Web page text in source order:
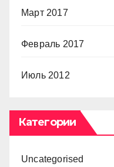
Март 2017
Февраль 2017
Июль 2012
Категории
Uncategorised